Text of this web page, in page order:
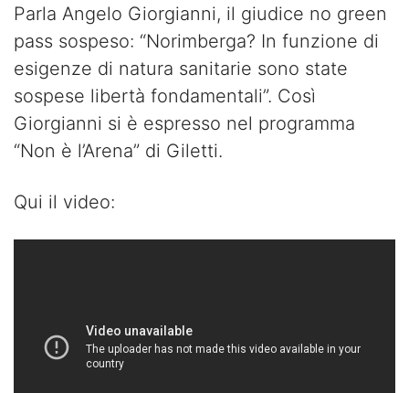
Parla Angelo Giorgianni, il giudice no green
pass sospeso: “Norimberga? In funzione di
esigenze di natura sanitarie sono state
sospese libertà fondamentali”. Così
Giorgianni si è espresso nel programma
“Non è l’Arena” di Giletti.
Qui il video: